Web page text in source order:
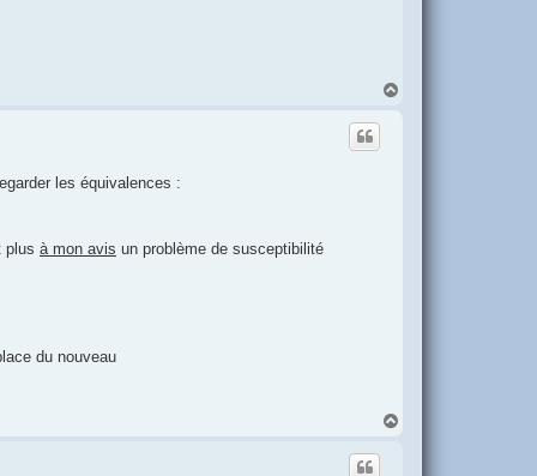
les équivalences :
plus à mon avis un problème de susceptibilité
du nouveau